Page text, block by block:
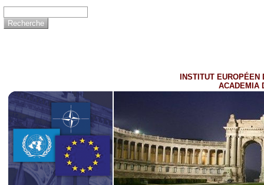
INSTITUT EUROPÉEN
ACADEMIA